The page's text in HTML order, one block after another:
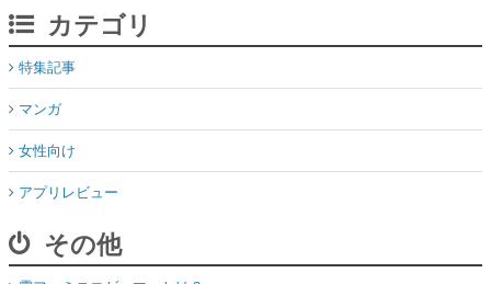
カテゴリ
特集記事
マンガ
女性向け
アプリレビュー
その他